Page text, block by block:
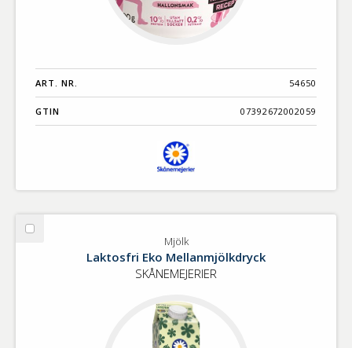
ART. NR. 54650
GTIN 07392672002059
Välj
Mjölk
Laktosfri Eko Mellanmjölkdryck
SKÅNEMEJERIER